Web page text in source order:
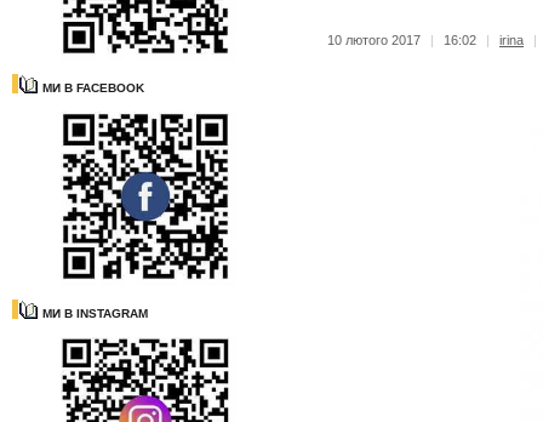
МИ В FACEBOOK
МИ В INSTAGRAM
10 лютого 2017 | 16:02 | irina |